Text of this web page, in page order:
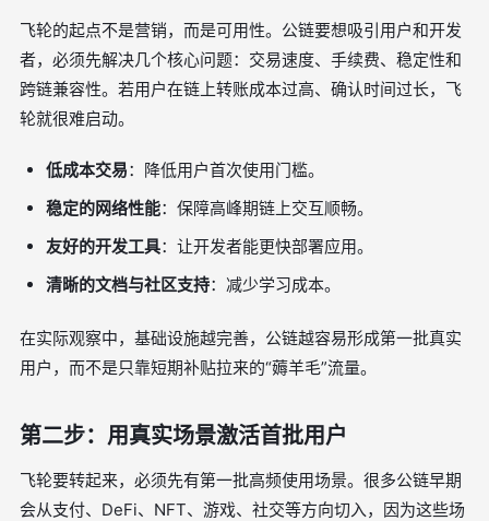
飞轮的起点不是营销，而是可用性。公链要想吸引用户和开发
者，必须先解决几个核心问题：交易速度、手续费、稳定性和
跨链兼容性。若用户在链上转账成本过高、确认时间过长，飞
轮就很难启动。
低成本交易：降低用户首次使用门槛。
稳定的网络性能：保障高峰期链上交互顺畅。
友好的开发工具：让开发者能更快部署应用。
清晰的文档与社区支持：减少学习成本。
在实际观察中，基础设施越完善，公链越容易形成第一批真实
用户，而不是只靠短期补贴拉来的“薅羊毛”流量。
第二步：用真实场景激活首批用户
飞轮要转起来，必须先有第一批高频使用场景。很多公链早期
会从支付、DeFi、NFT、游戏、社交等方向切入，因为这些场